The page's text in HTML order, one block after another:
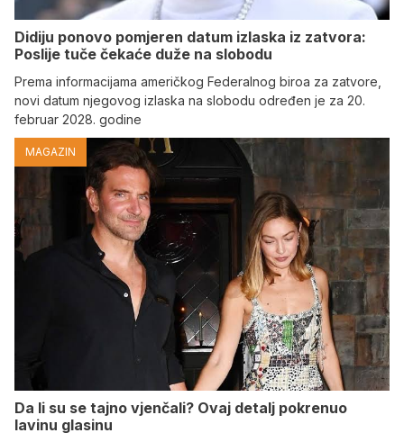
Didiju ponovo pomjeren datum izlaska iz zatvora:
Poslije tuče čekaće duže na slobodu
Prema informacijama američkog Federalnog biroa za zatvore,
novi datum njegovog izlaska na slobodu određen je za 20.
februar 2028. godine
MAGAZIN
Da li su se tajno vjenčali? Ovaj detalj pokrenuo
lavinu glasinu